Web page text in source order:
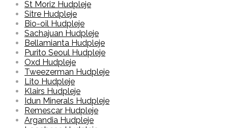
St Moriz Hudpleje
Sitre Hudpleje
Bio-oil Hudpleje
Sachajuan Hudpleje
Bellamianta Hudpleje
Purito Seoul Hudpleje
Oxd Hudpleje
Tweezerman Hudpleje
Lito Hudpleje
Klairs Hudpleje
Idun Minerals Hudpleje
Remescar Hudpleje
Argandia Hudpleje